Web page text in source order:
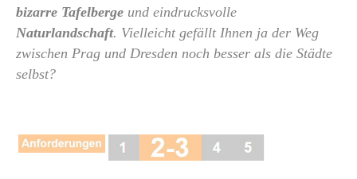
bizarre Tafelberge und eindrucksvolle
Naturlandschaft. Vielleicht gefällt Ihnen ja der Weg
zwischen Prag und Dresden noch besser als die Städte
selbst?